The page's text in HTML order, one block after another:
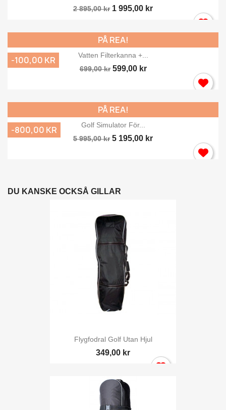
2 895,00 kr 1 995,00 kr
Vatten Filterkanna +...
699,00 kr 599,00 kr
PÅ REA!
-100,00 KR
Golf Simulator För...
5 995,00 kr 5 195,00 kr
PÅ REA!
-800,00 KR
DU KANSKE OCKSÅ GILLAR
Flygfodral Golf Utan Hjul
349,00 kr